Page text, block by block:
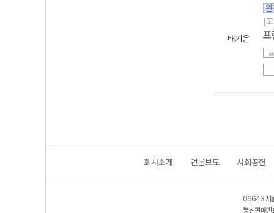
배기은
[
프
회사소개 언론보도 사회공헌
06643 서
통신판매